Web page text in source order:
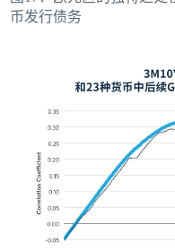
币发行债务